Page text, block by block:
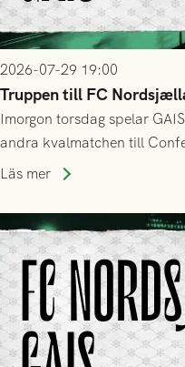
2026-07-29 19:00
Truppen till FC
Imorgon torsdag spelar
andra kvalmatchen till
Park! Fredrik Holmberg och
Läs mer